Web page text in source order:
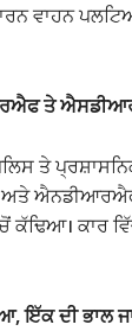
ਵਾਹਨ
ਤੇ
ਤੇ
ਅਤੇ
ਕੱਢਿਆ। ਕਾਰ
ਇੱਕ ਦੀ ਭਾਲ